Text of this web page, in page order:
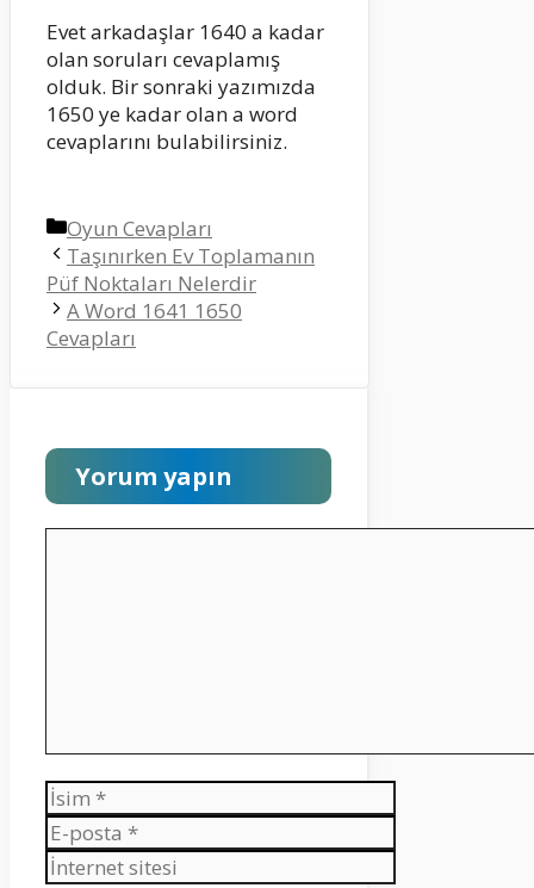
Evet arkadaşlar 1640 a kadar
olan soruları cevaplamış
olduk. Bir sonraki yazımızda
1650 ye kadar olan a word
cevaplarını bulabilirsiniz.
Kategoriler
Oyun Cevapları
Taşınırken Ev Toplamanın
Püf Noktaları Nelerdir
A Word 1641 1650
Cevapları
Yorum yapın
İsim
E-
posta
İnternet